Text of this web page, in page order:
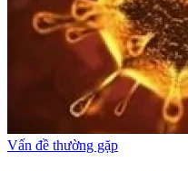
Vấn đề thường gặp